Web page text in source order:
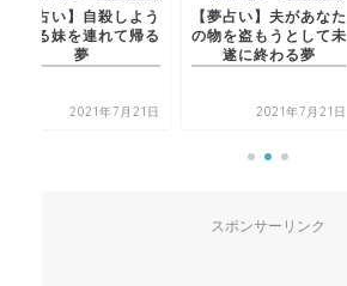
【夢占い】自殺しよう
とする妹を連れて帰る
夢
2021年7月21日
【夢占い】夫があなた
の物を盗もうとして未
遂に終わる夢
2021年7月21日
スポンサーリンク